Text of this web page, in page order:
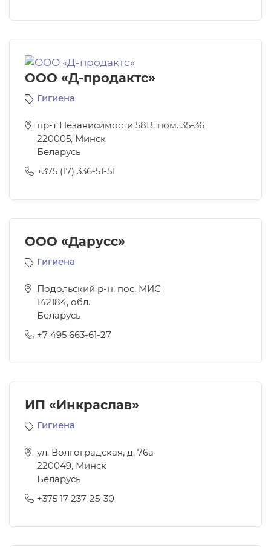
ООО «Д-продактс»
Гигиена
пр-т Независимости 58В, пом. 35-36
220005, Минск
Беларусь
+375 (17) 336-51-51
ООО «Дарусс»
Гигиена
Подольский р-н, пос. МИС
142184, обл.
Беларусь
+7 495 663-61-27
ИП «Инкраслав»
Гигиена
ул. Волгоградская, д. 76а
220049, Минск
Беларусь
+375 17 237-25-30